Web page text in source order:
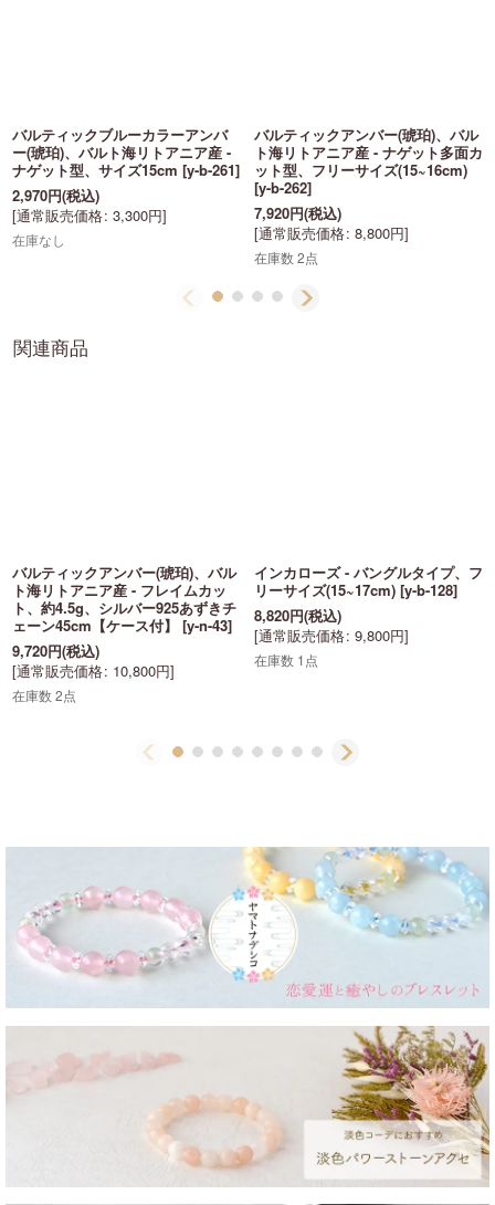
バルティックブルーカラーアンバ
ー(琥珀)、バルト海リトアニア産 -
ナゲット型、サイズ15cm [y-b-261]
2,970円(税込)
[通常販売価格: 3,300円]
在庫なし
バルティックアンバー(琥珀)、バル
ト海リトアニア産 - ナゲット多面カ
ット型、フリーサイズ(15~16cm)
[y-b-262]
7,920円(税込)
[通常販売価格: 8,800円]
在庫数 2点
関連商品
バルティックアンバー(琥珀)、バル
ト海リトアニア産 - フレイムカッ
ト、約4.5g、シルバー925あずきチ
ェーン45cm【ケース付】 [y-n-43]
9,720円(税込)
[通常販売価格: 10,800円]
在庫数 2点
インカローズ - バングルタイプ、フ
リーサイズ(15~17cm) [y-b-128]
8,820円(税込)
[通常販売価格: 9,800円]
在庫数 1点